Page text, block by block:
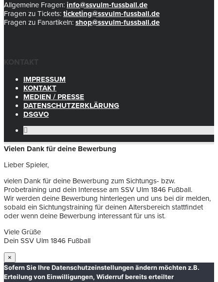
Allgemeine Fragen: info@ssvulm-fussball.de
Fragen zu Tickets: ticketing@ssvulm-fussball.de
Fragen zu Fanartikeln: shop@ssvulm-fussball.de
KONTAKT
IMPRESSUM
KONTAKT
MEDIEN / PRESSE
DATENSCHUTZERKLÄRUNG
DSGVO
Vielen Dank für deine Bewerbung
Lieber Spieler,
vielen Dank für deine Bewerbung zum Sichtungs- bzw.
Probetraining und dein Interesse am SSV Ulm 1846 Fußball.
Wir werden deine Bewerbung hinterlegen und uns bei dir melden,
sobald ein Sichtungstraining für deinen Altersbereich stattfindet
oder wenn deine Bewerbung interessant für uns ist.
Viele Grüße
Dein SSV Ulm 1846 Fußball
×
Sofern Sie Ihre Datenschutzeinstellungen ändern möchten z.B.
Erteilung von Einwilligungen, Widerruf bereits erteilter